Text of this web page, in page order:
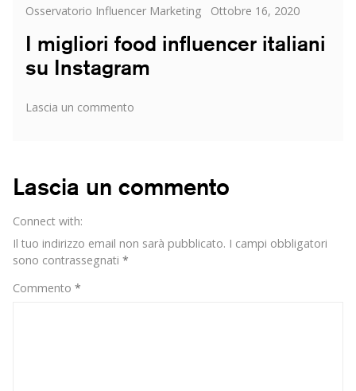
Categorie
Osservatorio Influencer Marketing
Posted
Ottobre 16, 2020
I migliori food influencer italiani
su Instagram
Lascia un commento
italiani
Lascia un commento
Connect with:
Il tuo indirizzo email non sarà pubblicato. I campi obbligatori
sono contrassegnati *
Commento *